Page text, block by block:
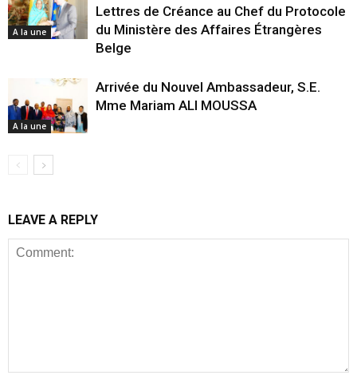
A la une
Lettres de Créance au Chef du Protocole
du Ministère des Affaires Étrangères
Belge
A la une
Arrivée du Nouvel Ambassadeur, S.E.
Mme Mariam ALI MOUSSA
LEAVE A REPLY